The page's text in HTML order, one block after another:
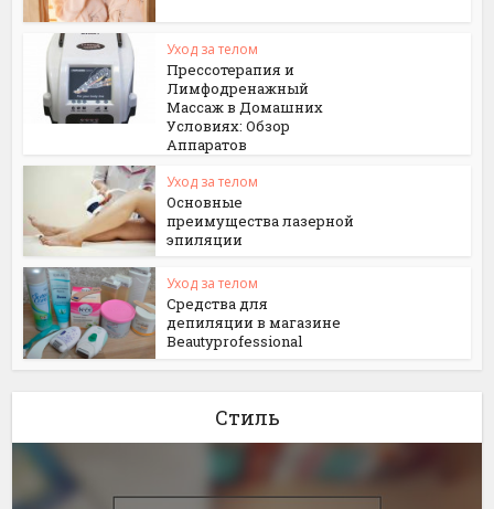
Уход за телом
Прессотерапия и
Лимфодренажный
Массаж в Домашних
Условиях: Обзор
Аппаратов
Уход за телом
Основные
преимущества лазерной
эпиляции
Уход за телом
Средства для
депиляции в магазине
Beautyprofessional
Стиль